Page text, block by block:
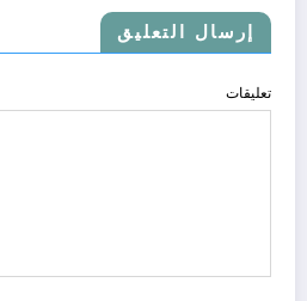
إرسال التعليق
تعليقات